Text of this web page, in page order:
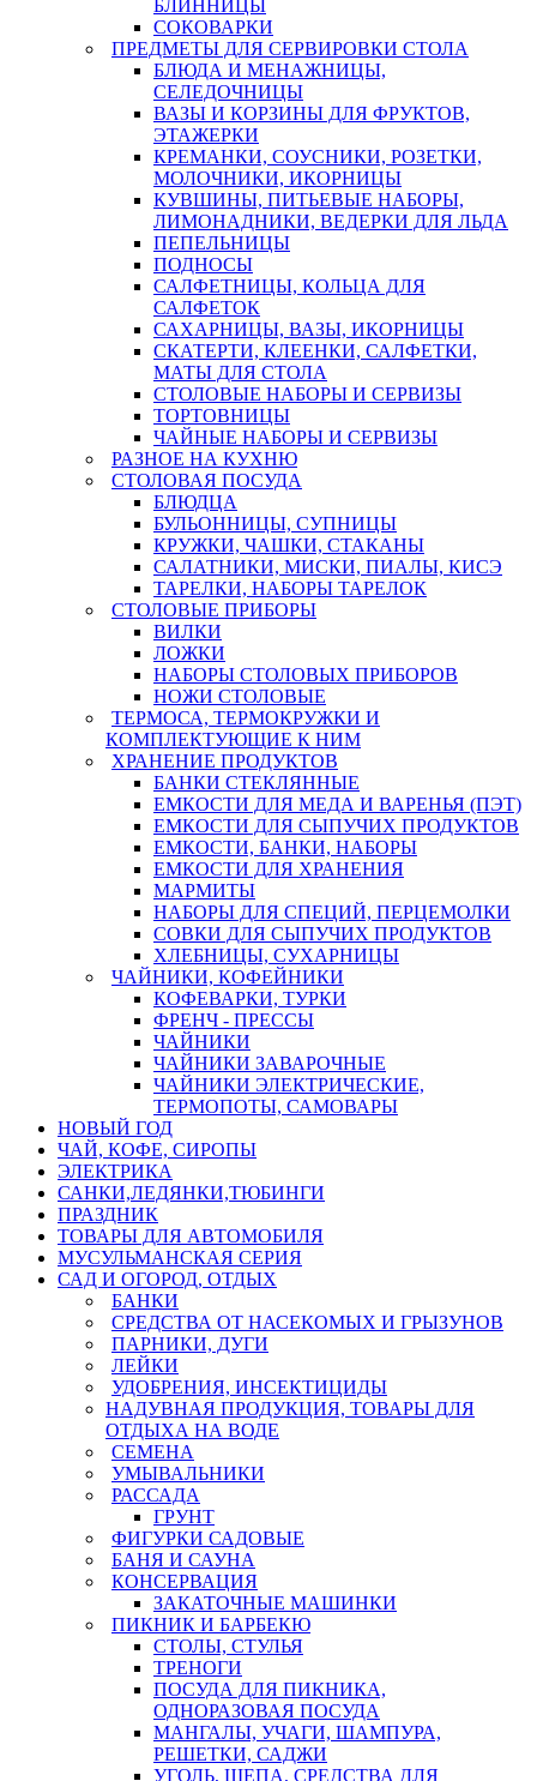
БЛИННИЦЫ
СОКОВАРКИ
ПРЕДМЕТЫ ДЛЯ СЕРВИРОВКИ СТОЛА
БЛЮДА И МЕНАЖНИЦЫ,
СЕЛЕДОЧНИЦЫ
ВАЗЫ И КОРЗИНЫ ДЛЯ ФРУКТОВ,
ЭТАЖЕРКИ
КРЕМАНКИ, СОУСНИКИ, РОЗЕТКИ,
МОЛОЧНИКИ, ИКОРНИЦЫ
КУВШИНЫ, ПИТЬЕВЫЕ НАБОРЫ,
ЛИМОНАДНИКИ, ВЕДЕРКИ ДЛЯ ЛЬДА
ПЕПЕЛЬНИЦЫ
ПОДНОСЫ
САЛФЕТНИЦЫ, КОЛЬЦА ДЛЯ
САЛФЕТОК
САХАРНИЦЫ, ВАЗЫ, ИКОРНИЦЫ
СКАТЕРТИ, КЛЕЕНКИ, САЛФЕТКИ,
МАТЫ ДЛЯ СТОЛА
СТОЛОВЫЕ НАБОРЫ И СЕРВИЗЫ
ТОРТОВНИЦЫ
ЧАЙНЫЕ НАБОРЫ И СЕРВИЗЫ
РАЗНОЕ НА КУХНЮ
СТОЛОВАЯ ПОСУДА
БЛЮДЦА
БУЛЬОННИЦЫ, СУПНИЦЫ
КРУЖКИ, ЧАШКИ, СТАКАНЫ
САЛАТНИКИ, МИСКИ, ПИАЛЫ, КИСЭ
ТАРЕЛКИ, НАБОРЫ ТАРЕЛОК
СТОЛОВЫЕ ПРИБОРЫ
ВИЛКИ
ЛОЖКИ
НАБОРЫ СТОЛОВЫХ ПРИБОРОВ
НОЖИ СТОЛОВЫЕ
ТЕРМОСА, ТЕРМОКРУЖКИ И
КОМПЛЕКТУЮЩИЕ К НИМ
ХРАНЕНИЕ ПРОДУКТОВ
БАНКИ СТЕКЛЯННЫЕ
ЕМКОСТИ ДЛЯ МЕДА И ВАРЕНЬЯ (ПЭТ)
ЕМКОСТИ ДЛЯ СЫПУЧИХ ПРОДУКТОВ
ЕМКОСТИ, БАНКИ, НАБОРЫ
ЕМКОСТИ ДЛЯ ХРАНЕНИЯ
МАРМИТЫ
НАБОРЫ ДЛЯ СПЕЦИЙ, ПЕРЦЕМОЛКИ
СОВКИ ДЛЯ СЫПУЧИХ ПРОДУКТОВ
ХЛЕБНИЦЫ, СУХАРНИЦЫ
ЧАЙНИКИ, КОФЕЙНИКИ
КОФЕВАРКИ, ТУРКИ
ФРЕНЧ - ПРЕССЫ
ЧАЙНИКИ
ЧАЙНИКИ ЗАВАРОЧНЫЕ
ЧАЙНИКИ ЭЛЕКТРИЧЕСКИЕ,
ТЕРМОПОТЫ, САМОВАРЫ
НОВЫЙ ГОД
ЧАЙ, КОФЕ, СИРОПЫ
ЭЛЕКТРИКА
САНКИ,ЛЕДЯНКИ,ТЮБИНГИ
ПРАЗДНИК
ТОВАРЫ ДЛЯ АВТОМОБИЛЯ
МУСУЛЬМАНСКАЯ СЕРИЯ
САД И ОГОРОД, ОТДЫХ
БАНКИ
СРЕДСТВА ОТ НАСЕКОМЫХ И ГРЫЗУНОВ
ПАРНИКИ, ДУГИ
ЛЕЙКИ
УДОБРЕНИЯ, ИНСЕКТИЦИДЫ
НАДУВНАЯ ПРОДУКЦИЯ, ТОВАРЫ ДЛЯ
ОТДЫХА НА ВОДЕ
СЕМЕНА
УМЫВАЛЬНИКИ
РАССАДА
ГРУНТ
ФИГУРКИ САДОВЫЕ
БАНЯ И САУНА
КОНСЕРВАЦИЯ
ЗАКАТОЧНЫЕ МАШИНКИ
ПИКНИК И БАРБЕКЮ
СТОЛЫ, СТУЛЬЯ
ТРЕНОГИ
ПОСУДА ДЛЯ ПИКНИКА,
ОДНОРАЗОВАЯ ПОСУДА
МАНГАЛЫ, УЧАГИ, ШАМПУРА,
РЕШЕТКИ, САДЖИ
УГОЛЬ, ЩЕПА, СРЕДСТВА ДЛЯ